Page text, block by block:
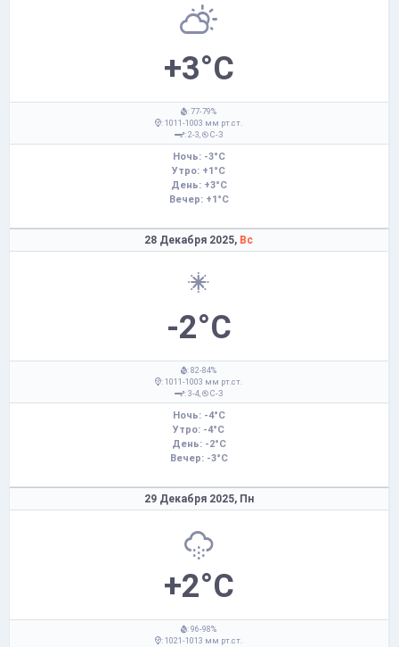
+3°C
: 77-79%
: 1011-1003 мм рт.ст.
: 2-3,
С-З
Ночь: -3°C
Утро: +1°C
День: +3°C
Вечер: +1°C
28 Декабря 2025, Вс
-2°C
: 82-84%
: 1011-1003 мм рт.ст.
: 3-4,
С-З
Ночь: -4°C
Утро: -4°C
День: -2°C
Вечер: -3°C
29 Декабря 2025, Пн
+2°C
: 96-98%
: 1021-1013 мм рт.ст.